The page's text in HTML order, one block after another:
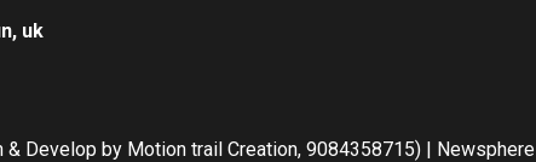
uk
Develop by Motion trail Creation, 9084358715) Newsphere